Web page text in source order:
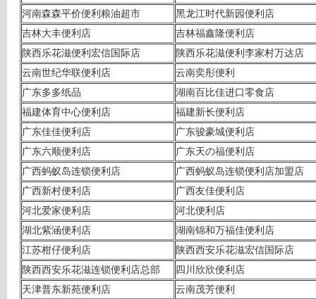
河南森森平价便利粮油超市
黑龙江时代新园便利店
吉林大丰便利店
吉林福鑫隆便利店
陕西乐花滋便利宏信国际店
陕西乐花滋便利李家村万达店
云南世纪华联便利店
云南奕彤便利
广东多多纸品
湖南百比佳进口零食店
福建体育中心便利店
福建新长便利店
广东佳佳便利店
广东骏豪城便利店
广东六顺便利店
广东天の福便利店
广西蚂蚁岛连锁便利店
广西蚂蚁岛连锁便利店加盟店
广西新村便利店
广西友佳便利店
河北爱家便利店
河北便利店
湖北紫涵便利店
湖南锦和万福佳便利店
江苏柑仔便利店
陕西西安乐花滋宏信国际店
陕西西安乐花滋连锁便利店总部
四川欣欣便利店
天津普东新苑便利店
云南茂芳便利